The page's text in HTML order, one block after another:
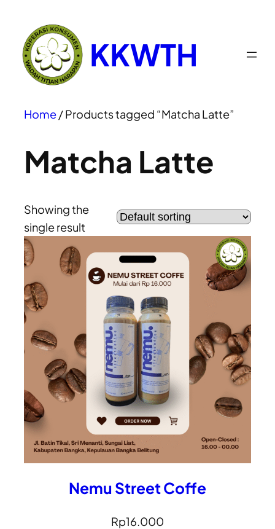
KKWTH
Home/ Products tagged “Matcha Latte”
Matcha Latte
Showing the
single result
Nemu Street Coffe
Rp16.000